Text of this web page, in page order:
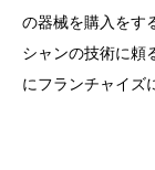
の器械を購入をす
シャンの技術に頼
にフランチャイズ